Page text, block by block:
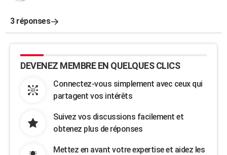
3 réponses
DEVENEZ MEMBRE EN QUELQUES CLICS
Connectez-vous simplement avec ceux qui
partagent vos intérêts
Suivez vos discussions facilement et
obtenez plus de réponses
Mettez en avant votre expertise et aidez les